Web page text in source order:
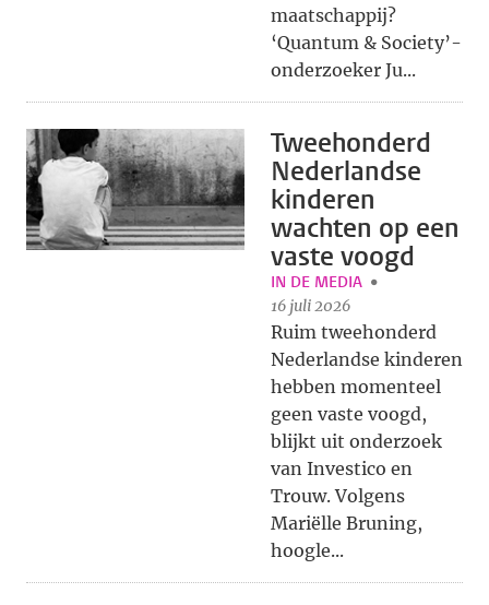
maatschappij?
‘Quantum & Society’-
onderzoeker Ju...
Tweehonderd
Nederlandse
kinderen
wachten op een
vaste voogd
IN DE MEDIA
16 juli 2026
Ruim tweehonderd
Nederlandse kinderen
hebben momenteel
geen vaste voogd,
blijkt uit onderzoek
van Investico en
Trouw. Volgens
Mariëlle Bruning,
hoogle...